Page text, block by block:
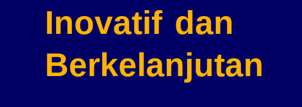
Inovatif dan
Berkelanjutan